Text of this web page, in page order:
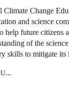
Climate Change
and science
help future citizens
of the
skills to mitigate its
...